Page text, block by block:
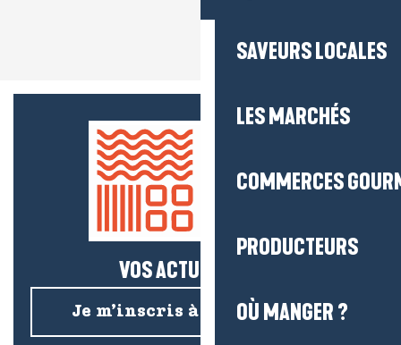
SAVEURS LOCALES
LES MARCHÉS
COMMERCES
PRODUCTEURS
OÙ MANGER ?
VOS ACTUS SALÉES !
Je m’inscris à la newsletter